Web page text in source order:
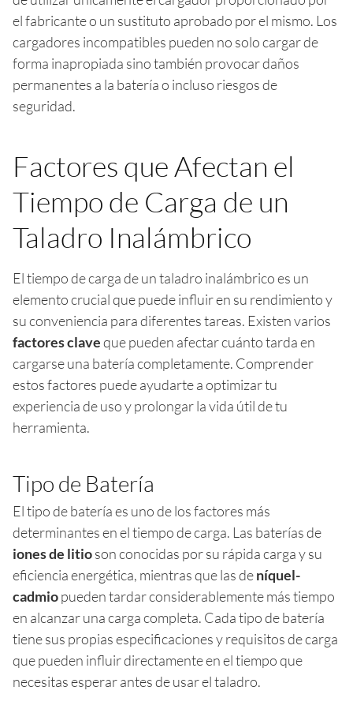
el fabricante o un sustituto aprobado por el mismo. Los
cargadores incompatibles pueden no solo cargar de
forma inapropiada sino también provocar daños
permanentes a la batería o incluso riesgos de
seguridad.
Factores que Afectan el
Tiempo de Carga de un
Taladro Inalámbrico
El tiempo de carga de un taladro inalámbrico es un
elemento crucial que puede influir en su rendimiento y
su conveniencia para diferentes tareas. Existen varios
factores claveque pueden afectar cuánto tarda en
cargarse una batería completamente. Comprender
estos factores puede ayudarte a optimizar tu
experiencia de uso y prolongar la vida útil de tu
herramienta.
Tipo de Batería
El tipo de batería es uno de los factores más
determinantes en el tiempo de carga. Las baterías de
iones de litioson conocidas por su rápida carga y su
eficiencia energética, mientras que las deníquel-
cadmiopueden tardar considerablemente más tiempo
en alcanzar una carga completa. Cada tipo de batería
tiene sus propias especificaciones y requisitos de carga
que pueden influir directamente en el tiempo que
necesitas esperar antes de usar el taladro.